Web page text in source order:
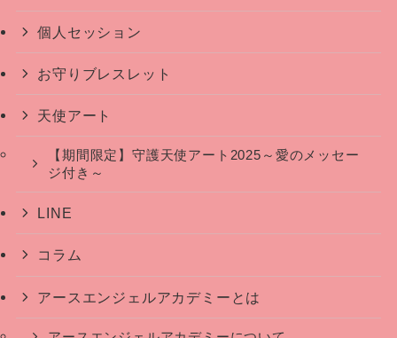
個人セッション
お守りブレスレット
天使アート
【期間限定】守護天使アート2025～愛のメッセー
ジ付き～
LINE
コラム
アースエンジェルアカデミーとは